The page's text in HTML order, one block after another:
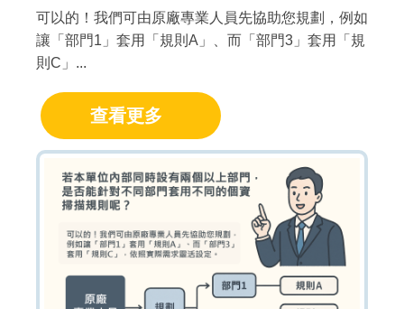
可以的！我們可由原廠專業人員先協助您規劃，例如
讓「部門1」套用「規則A」、而「部門3」套用「規
則C」...
查看更多